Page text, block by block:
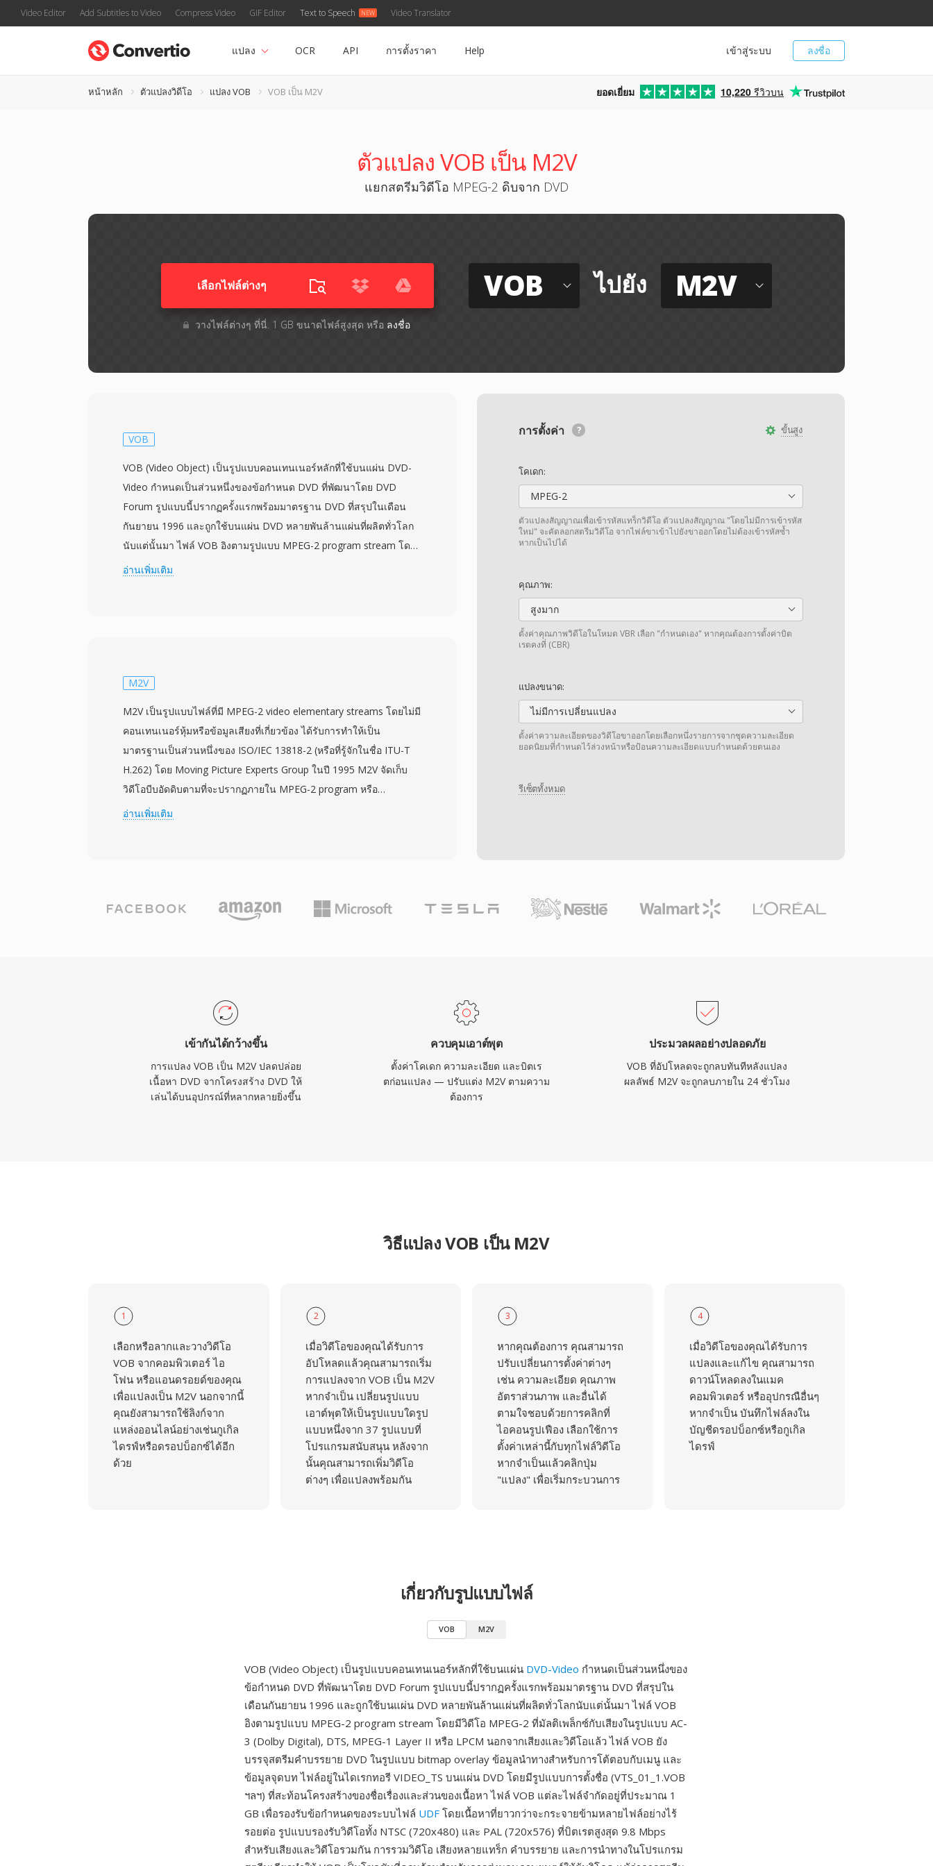
Video Editor Add Subtitles to Video Compress Video GIF Editor Text to Speech Video Translator
ลงชื่อ
เข้าสู่ระบบ
แปลง OCR API การตั้งราคา Help
หน้าหลัก ตัวแปลงวิดีโอ แปลง VOB VOB เป็น M2V ยอดเยี่ยม 10,220 รีวิวบน
ตัวแปลง VOB เป็น M2V
แยกสตรีมวิดีโอ MPEG-2 ดิบจาก DVD
เลือกไฟล์ต่างๆ​
วางไฟล์ต่างๆ​ ที่นี่. 1 GB ขนาดไฟล์สูงสุด หรือ ลงชื่อ
VOB ไปยัง M2V
ขั้นสูง
การตั้งค่า
โคเดก:
MPEG-2
ตัวแปลงสัญญาณเพื่อเข้ารหัสแทร็กวิดีโอ ตัวแปลงสัญญาณ "โดยไม่มีการเข้ารหัส
ใหม่" จะคัดลอกสตรีมวิดีโอ จากไฟล์ขาเข้าไปยังขาออกโดยไม่ต้องเข้ารหัสซ้ำ
หากเป็นไปได้
คุณภาพ:
สูงมาก
ตั้งค่าคุณภาพวิดีโอในโหมด VBR เลือก "กำหนดเอง" หากคุณต้องการตั้งค่าบิต
เรตคงที่ (CBR)
แปลงขนาด:
ไม่มีการเปลี่ยนแปลง
ตั้งค่าความละเอียดของวิดีโอขาออกโดยเลือกหนึ่งรายการจากชุดความละเอียด
ยอดนิยมที่กำหนดไว้ล่วงหน้าหรือป้อนความละเอียดแบบกำหนดด้วยตนเอง
รีเซ็ตทั้งหมด
VOB
VOB (Video Object) เป็นรูปแบบคอนเทนเนอร์หลักที่ใช้บนแผ่น DVD-
Video กำหนดเป็นส่วนหนึ่งของข้อกำหนด DVD ที่พัฒนาโดย DVD
Forum รูปแบบนี้ปรากฏครั้งแรกพร้อมมาตรฐาน DVD ที่สรุปในเดือน
กันยายน 1996 และถูกใช้บนแผ่น DVD หลายพันล้านแผ่นที่ผลิตทั่วโลก
นับแต่นั้นมา ไฟล์ VOB อิงตามรูปแบบ MPEG-2 program stream โดย
มีวิดีโอ MPEG-2 ที่มัลติเพล็กซ์กับเสียงในรูปแบบ AC-3 (Dolby Digital),
ไฟล์จำกัดอยู่ที่ประมาณ 1 GB เพื่อรองรับข้อกำหนดของระบบไฟล์ UDF
รองรับวิดีโอทั้ง NTSC (720x480) และ PAL (720x576) ที่บิตเรตสูงสุด
9.8 Mbps สำหรับเสียงและวิดีโอรวมกัน การรวมวิดีโอ เสียงหลายแทร็ก
คำบรรยาย และการนำทางในโปรแกรมสตรีมเดียวทำให้ VOB เป็น
โซลูชันที่ครบถ้วนสำหรับการส่งมอบภาพยนตร์ให้ผู้บริโภค แม้ว่าการส
ตรีมและรูปแบบแผ่นที่ใหม่กว่าจะเข้ามาแทนที่ DVD สำหรับเนื้อหาใหม่
VOB ยังคงมีความเกี่ยวข้องอย่างมากสำหรับการเข้าถึงคลังเนื้อหา DVD
อ่านเพิ่มเติม
M2V
M2V เป็นรูปแบบไฟล์ที่มี MPEG-2 video elementary streams โดยไม่มี
คอนเทนเนอร์หุ้มหรือข้อมูลเสียงที่เกี่ยวข้อง ได้รับการทำให้เป็น
มาตรฐานเป็นส่วนหนึ่งของ ISO/IEC 13818-2 (หรือที่รู้จักในชื่อ ITU-T
H.262) โดย Moving Picture Experts Group ในปี 1995 M2V จัดเก็บ
วิดีโอบีบอัดดิบตามที่จะปรากฏภายใน MPEG-2 program หรือ
transport stream แต่ตัดส่วนการมัลติเพล็กซ์ทั้งหมดออก ทำให้ไฟล์
ละเอียดตั้งแต่ระดับมาตรฐานจนถึง 1920x1080 HD โดยบิตเรตมักอยู่ใน
ช่วง 2 ถึง 15 Mbps สำหรับเนื้อหาผู้บริโภค และสูงสุด 80 Mbps ใน
ไม่มีเสียงหรือข้อมูลการซิงโครไนซ์ จึงต้องจับคู่กับไฟล์เสียงแยกต่างหาก
เพื่อการเล่นที่สมบูรณ์ ซอฟต์แวร์สร้าง DVD มักต้องการอินพุต M2V
ควบคู่กับไฟล์เสียง AC3 หรือ LPCM ทำให้รูปแบบนี้เป็นขั้นตอนกลางที่
จำเป็นในขั้นตอนการมาสเตอร์แผ่นมืออาชีพและการเตรียมเนื้อหา
สำหรับการออกอากาศ
อ่านเพิ่มเติม
เข้ากันได้กว้างขึ้น
การแปลง VOB เป็น M2V ปลดปล่อย
เนื้อหา DVD จากโครงสร้าง DVD ให้
เล่นได้บนอุปกรณ์ที่หลากหลายยิ่งขึ้น
ควบคุมเอาต์พุต
ตั้งค่าโคเดก ความละเอียด และบิตเร
ตก่อนแปลง — ปรับแต่ง M2V ตามความ
ต้องการ
ประมวลผลอย่างปลอดภัย
VOB ที่อัปโหลดจะถูกลบทันทีหลังแปลง
ผลลัพธ์ M2V จะถูกลบภายใน 24 ชั่วโมง
วิธีแปลง VOB เป็น M2V
1
เลือกหรือลากและวางวิดีโอ
VOB จากคอมพิวเตอร์ ไอ
โฟน หรือแอนดรอยด์ของคุณ
เพื่อแปลงเป็น M2V นอกจากนี้
คุณยังสามารถใช้ลิงก์จาก
แหล่งออนไลน์อย่างเช่นกูเกิล
ไดรฟ์หรือดรอปบ็อกซ์ได้อีก
ด้วย
2
เมื่อวิดีโอของคุณได้รับการ
อัปโหลดแล้วคุณสามารถเริ่ม
การแปลงจาก VOB เป็น M2V
หากจำเป็น เปลี่ยนรูปแบบ
เอาต์พุตให้เป็นรูปแบบใดรูป
แบบหนึ่งจาก 37 รูปแบบที่
โปรแกรมสนับสนุน หลังจาก
นั้นคุณสามารถเพิ่มวิดีโอ
ต่างๆ เพื่อแปลงพร้อมกัน
3
หากคุณต้องการ คุณสามารถ
ปรับเปลี่ยนการตั้งค่าต่างๆ
เช่น ความละเอียด คุณภาพ
อัตราส่วนภาพ และอื่นได้
ตามใจชอบด้วยการคลิกที่
ไอคอนรูปเฟือง เลือกใช้การ
ตั้งค่าเหล่านี้กับทุกไฟล์วิดีโอ
หากจำเป็นแล้วคลิกปุ่ม
"แปลง" เพื่อเริ่มกระบวนการ
4
เมื่อวิดีโอของคุณได้รับการ
แปลงและแก้ไข คุณสามารถ
ดาวน์โหลดลงในแมค
คอมพิวเตอร์ หรืออุปกรณือื่นๆ
หากจำเป็น บันทึกไฟล์ลงใน
บัญชีดรอปบ็อกซ์หรือกูเกิล
ไดรฟ์
เกี่ยวกับรูปแบบไฟล์
VOB M2V
VOB (Video Object) เป็นรูปแบบคอนเทนเนอร์หลักที่ใช้บนแผ่น DVD-Video กำหนดเป็นส่วนหนึ่งของ
ข้อกำหนด DVD ที่พัฒนาโดย DVD Forum รูปแบบนี้ปรากฏครั้งแรกพร้อมมาตรฐาน DVD ที่สรุปใน
เดือนกันยายน 1996 และถูกใช้บนแผ่น DVD หลายพันล้านแผ่นที่ผลิตทั่วโลกนับแต่นั้นมา ไฟล์ VOB
อิงตามรูปแบบ MPEG-2 program stream โดยมีวิดีโอ MPEG-2 ที่มัลติเพล็กซ์กับเสียงในรูปแบบ AC-
3 (Dolby Digital), DTS, MPEG-1 Layer II หรือ LPCM นอกจากเสียงและวิดีโอแล้ว ไฟล์ VOB ยัง
บรรจุสตรีมคำบรรยาย DVD ในรูปแบบ bitmap overlay ข้อมูลนำทางสำหรับการโต้ตอบกับเมนู และ
ข้อมูลจุดบท ไฟล์อยู่ในไดเรกทอรี VIDEO_TS บนแผ่น DVD โดยมีรูปแบบการตั้งชื่อ (VTS_01_1.VOB
ฯลฯ) ที่สะท้อนโครงสร้างของชื่อเรื่องและส่วนของเนื้อหา ไฟล์ VOB แต่ละไฟล์จำกัดอยู่ที่ประมาณ 1
GB เพื่อรองรับข้อกำหนดของระบบไฟล์ UDF โดยเนื้อหาที่ยาวกว่าจะกระจายข้ามหลายไฟล์อย่างไร้
รอยต่อ รูปแบบรองรับวิดีโอทั้ง NTSC (720x480) และ PAL (720x576) ที่บิตเรตสูงสุด 9.8 Mbps
สำหรับเสียงและวิดีโอรวมกัน การรวมวิดีโอ เสียงหลายแทร็ก คำบรรยาย และการนำทางในโปรแกรม